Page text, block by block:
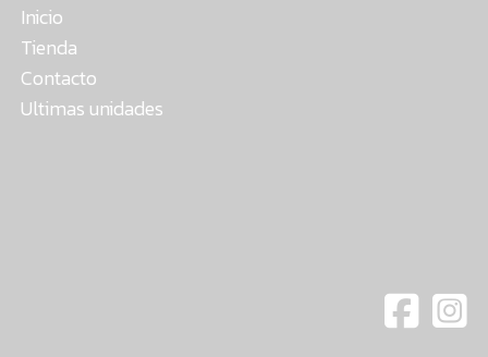
Inicio
Tienda
Contacto
Ultimas unidades